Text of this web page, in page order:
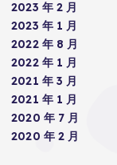
2023 年 2 月
2023 年 1 月
2022 年 8 月
2022 年 1 月
2021 年 3 月
2021 年 1 月
2020 年 7 月
2020 年 2 月